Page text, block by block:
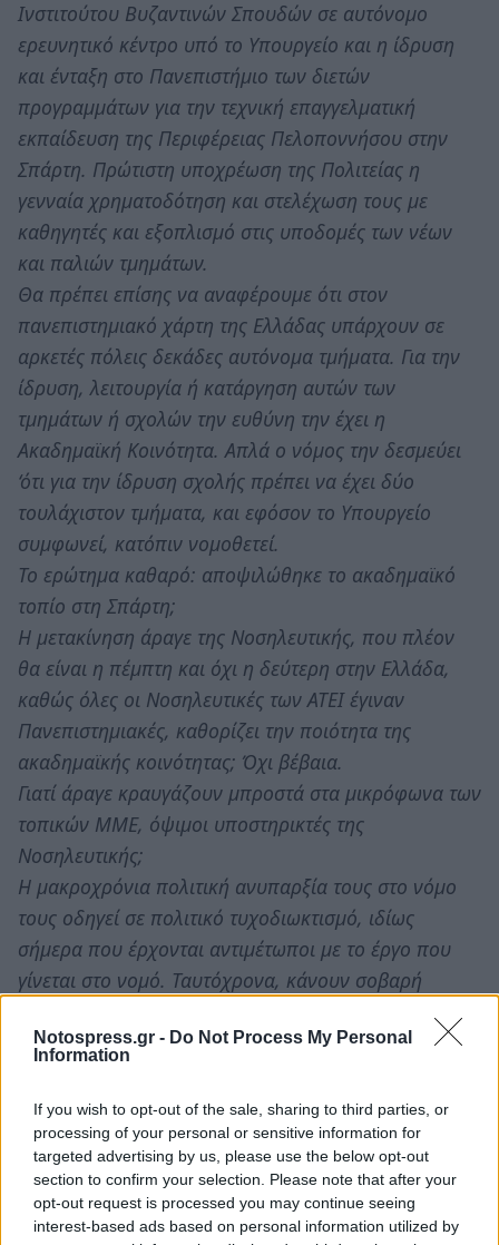
Notospress.gr - Do Not Process My Personal
Information
If you wish to opt-out of the sale, sharing to third parties, or
processing of your personal or sensitive information for
targeted advertising by us, please use the below opt-out
section to confirm your selection. Please note that after your
opt-out request is processed you may continue seeing
interest-based ads based on personal information utilized by
Ινστιτούτου Βυζαντινών Σπουδών σε αυτόνομο
ερευνητικό κέντρο υπό το Υπουργείο και η ίδρυση
και ένταξη στο Πανεπιστήμιο των διετών
προγραμμάτων για την τεχνική επαγγελματική
εκπαίδευση της Περιφέρειας Πελοποννήσου στην
Σπάρτη. Πρώτιστη υποχρέωση της Πολιτείας η
γενναία χρηματοδότηση και στελέχωση τους με
καθηγητές και εξοπλισμό στις υποδομές των νέων
και παλιών τμημάτων.
Θα πρέπει επίσης να αναφέρουμε ότι στον
πανεπιστημιακό χάρτη της Ελλάδας υπάρχουν σε
αρκετές πόλεις δεκάδες αυτόνομα τμήματα. Για την
ίδρυση, λειτουργία ή κατάργηση αυτών των
τμημάτων ή σχολών την ευθύνη την έχει η
Ακαδημαϊκή Κοινότητα. Απλά ο νόμος την δεσμεύει
‘ότι για την ίδρυση σχολής πρέπει να έχει δύο
τουλάχιστον τμήματα, και εφόσον το Υπουργείο
συμφωνεί, κατόπιν νομοθετεί.
Το ερώτημα καθαρό: αποψιλώθηκε το ακαδημαϊκό
τοπίο στη Σπάρτη;
Η μετακίνηση άραγε της Νοσηλευτικής, που πλέον
θα είναι η πέμπτη και όχι η δεύτερη στην Ελλάδα,
καθώς όλες οι Νοσηλευτικές των ΑΤΕΙ έγιναν
Πανεπιστημιακές, καθορίζει την ποιότητα της
ακαδημαϊκής κοινότητας; Όχι βέβαια.
Γιατί άραγε κραυγάζουν μπροστά στα μικρόφωνα των
τοπικών ΜΜΕ, όψιμοι υποστηρικτές της
Νοσηλευτικής;
Η μακροχρόνια πολιτική ανυπαρξία τους στο νόμο
τους οδηγεί σε πολιτικό τυχοδιωκτισμό, ιδίως
σήμερα που έρχονται αντιμέτωποι με το έργο που
γίνεται στο νομό. Ταυτόχρονα, κάνουν σοβαρή
εμφυλιοπολεμική περίοδο της χώρας μας. Να μας
πολιτευτές του τότε Κέντρου κραύγαζαν «μην
στείλετε Λάκωνα βουλευτή της ΕΔΑ στη βουλή»
Ποιοι άλλωστε κυβερνούσαν σαράντα χρόνια αυτόν
τον τόπο; Αυτοί που προσπάθησαν να
ιδιωτικοποιήσουν τα ΑΕΙ από το παράθυρο, με τα